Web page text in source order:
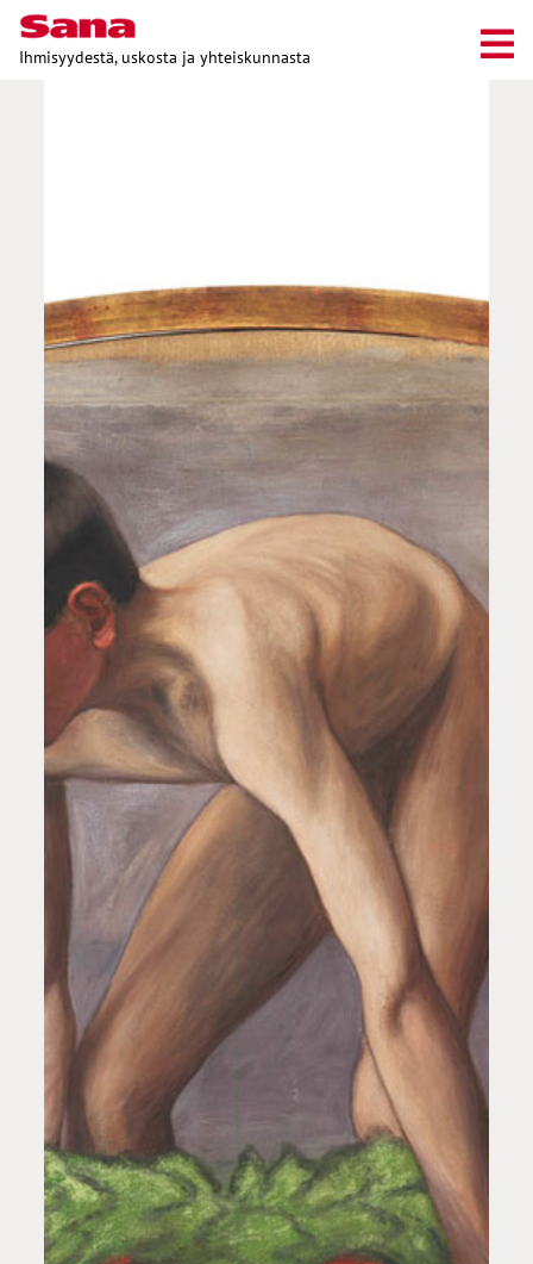
Ihmisyydestä, uskosta ja yhteiskunnasta